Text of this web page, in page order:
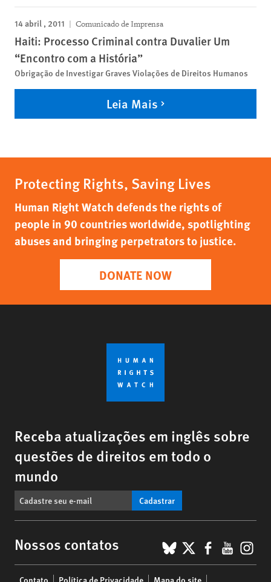
14 abril , 2011 Comunicado de Imprensa
Haiti: Processo Criminal contra Duvalier Um
“Encontro com a História”
Obrigação de Investigar Graves Violações de Direitos Humanos
Leia Mais
Protecting Rights, Saving Lives
Human Right Watch defends the rights of
people in 90 countries worldwide, spotlighting
abuses and bringing perpetrators to justice.
DONATE NOW
Receba atualizações em inglês sobre
questões de direitos em todo o
mundo
Cadastrar
Nossos contatos BlueSky
X
Contato Política de Privacidade Mapa do site